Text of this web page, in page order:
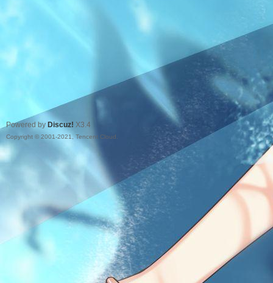
Powered by Discuz! X3.4
Copyright © 2001-2021, Tencent Cloud.